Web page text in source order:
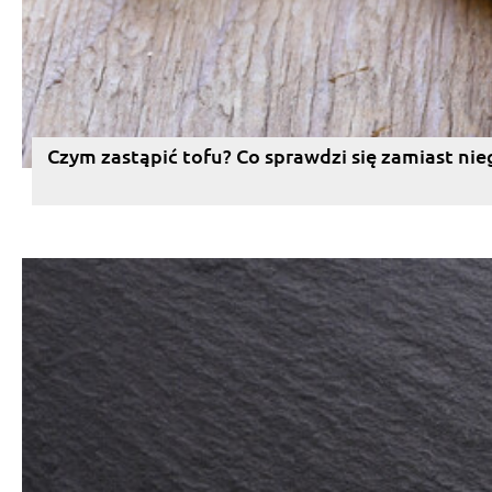
Czym zastąpić tofu? Co sprawdzi się zamiast